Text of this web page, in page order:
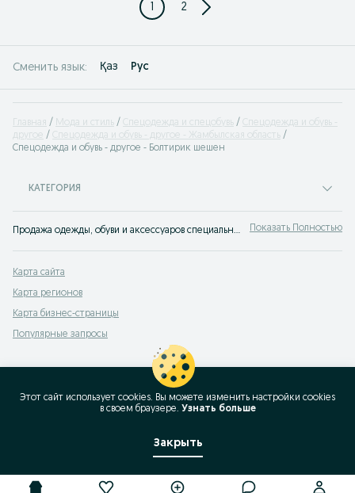
1 2
Сменить язык: Қаз Рус
Главная Мода и стиль Спецодежда и спецобувь
Спецодежда и обувь -
другое
Спецодежда и обувь - другое - Жамбылская область
Спецодежда и обувь - другое - Болтирик шешен
КАТЕГОРИЯ
Продажа одежды, обуви и аксессуаров специального назначения Болтирик шешен ▶️ Большой выбор моделей и размеров по доступной цене ☝ Заказывайте на OLX.kz! Показать Полностью
Карта сайта
Карта регионов
Карта бизнес-страницы
Популярные запросы
Этот сайт использует cookies. Вы можете изменить настройки cookies
в своeм браузере. Узнать больше
Закрыть